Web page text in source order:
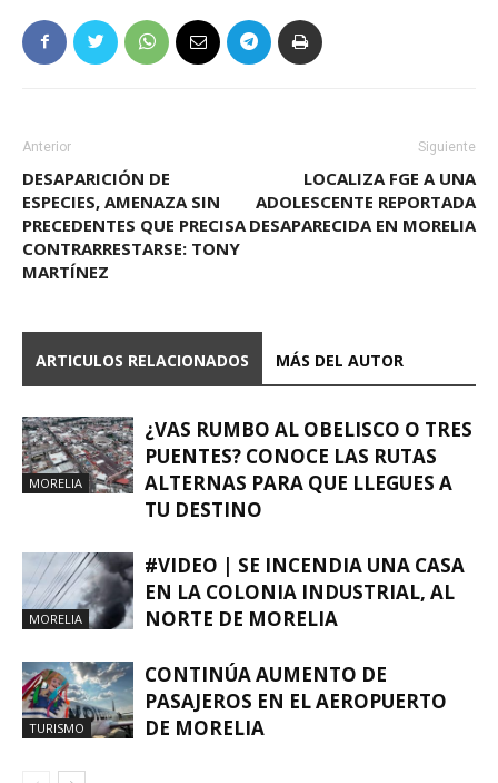
Anterior
DESAPARICIÓN DE
ESPECIES, AMENAZA SIN
PRECEDENTES QUE PRECISA
CONTRARRESTARSE: TONY
MARTÍNEZ
Siguiente
LOCALIZA FGE A UNA
ADOLESCENTE REPORTADA
DESAPARECIDA EN MORELIA
ARTICULOS RELACIONADOS MÁS DEL AUTOR
MORELIA
¿VAS RUMBO AL OBELISCO O TRES
PUENTES? CONOCE LAS RUTAS
ALTERNAS PARA QUE LLEGUES A
TU DESTINO
MORELIA
#VIDEO | SE INCENDIA UNA CASA
EN LA COLONIA INDUSTRIAL, AL
NORTE DE MORELIA
TURISMO
CONTINÚA AUMENTO DE
PASAJEROS EN EL AEROPUERTO
DE MORELIA